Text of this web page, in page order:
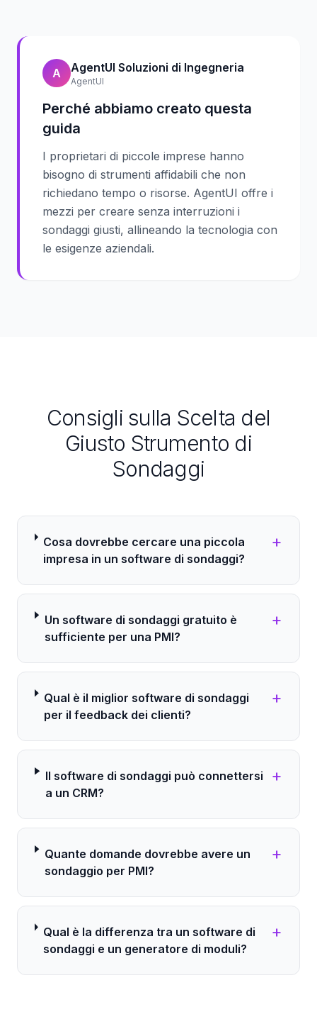
A AgentUI Soluzioni di Ingegneria
AgentUI
Perché abbiamo creato questa
guida
I proprietari di piccole imprese hanno
bisogno di strumenti affidabili che non
richiedano tempo o risorse. AgentUI offre i
mezzi per creare senza interruzioni i
sondaggi giusti, allineando la tecnologia con
le esigenze aziendali.
Consigli sulla Scelta del
Giusto Strumento di
Sondaggi
Cosa dovrebbe cercare una piccola
impresa in un software di sondaggi?
+
Un software di sondaggi gratuito è
sufficiente per una PMI?
+
Qual è il miglior software di sondaggi
per il feedback dei clienti?
+
Il software di sondaggi può connettersi
a un CRM?
+
Quante domande dovrebbe avere un
sondaggio per PMI?
+
Qual è la differenza tra un software di
sondaggi e un generatore di moduli?
+